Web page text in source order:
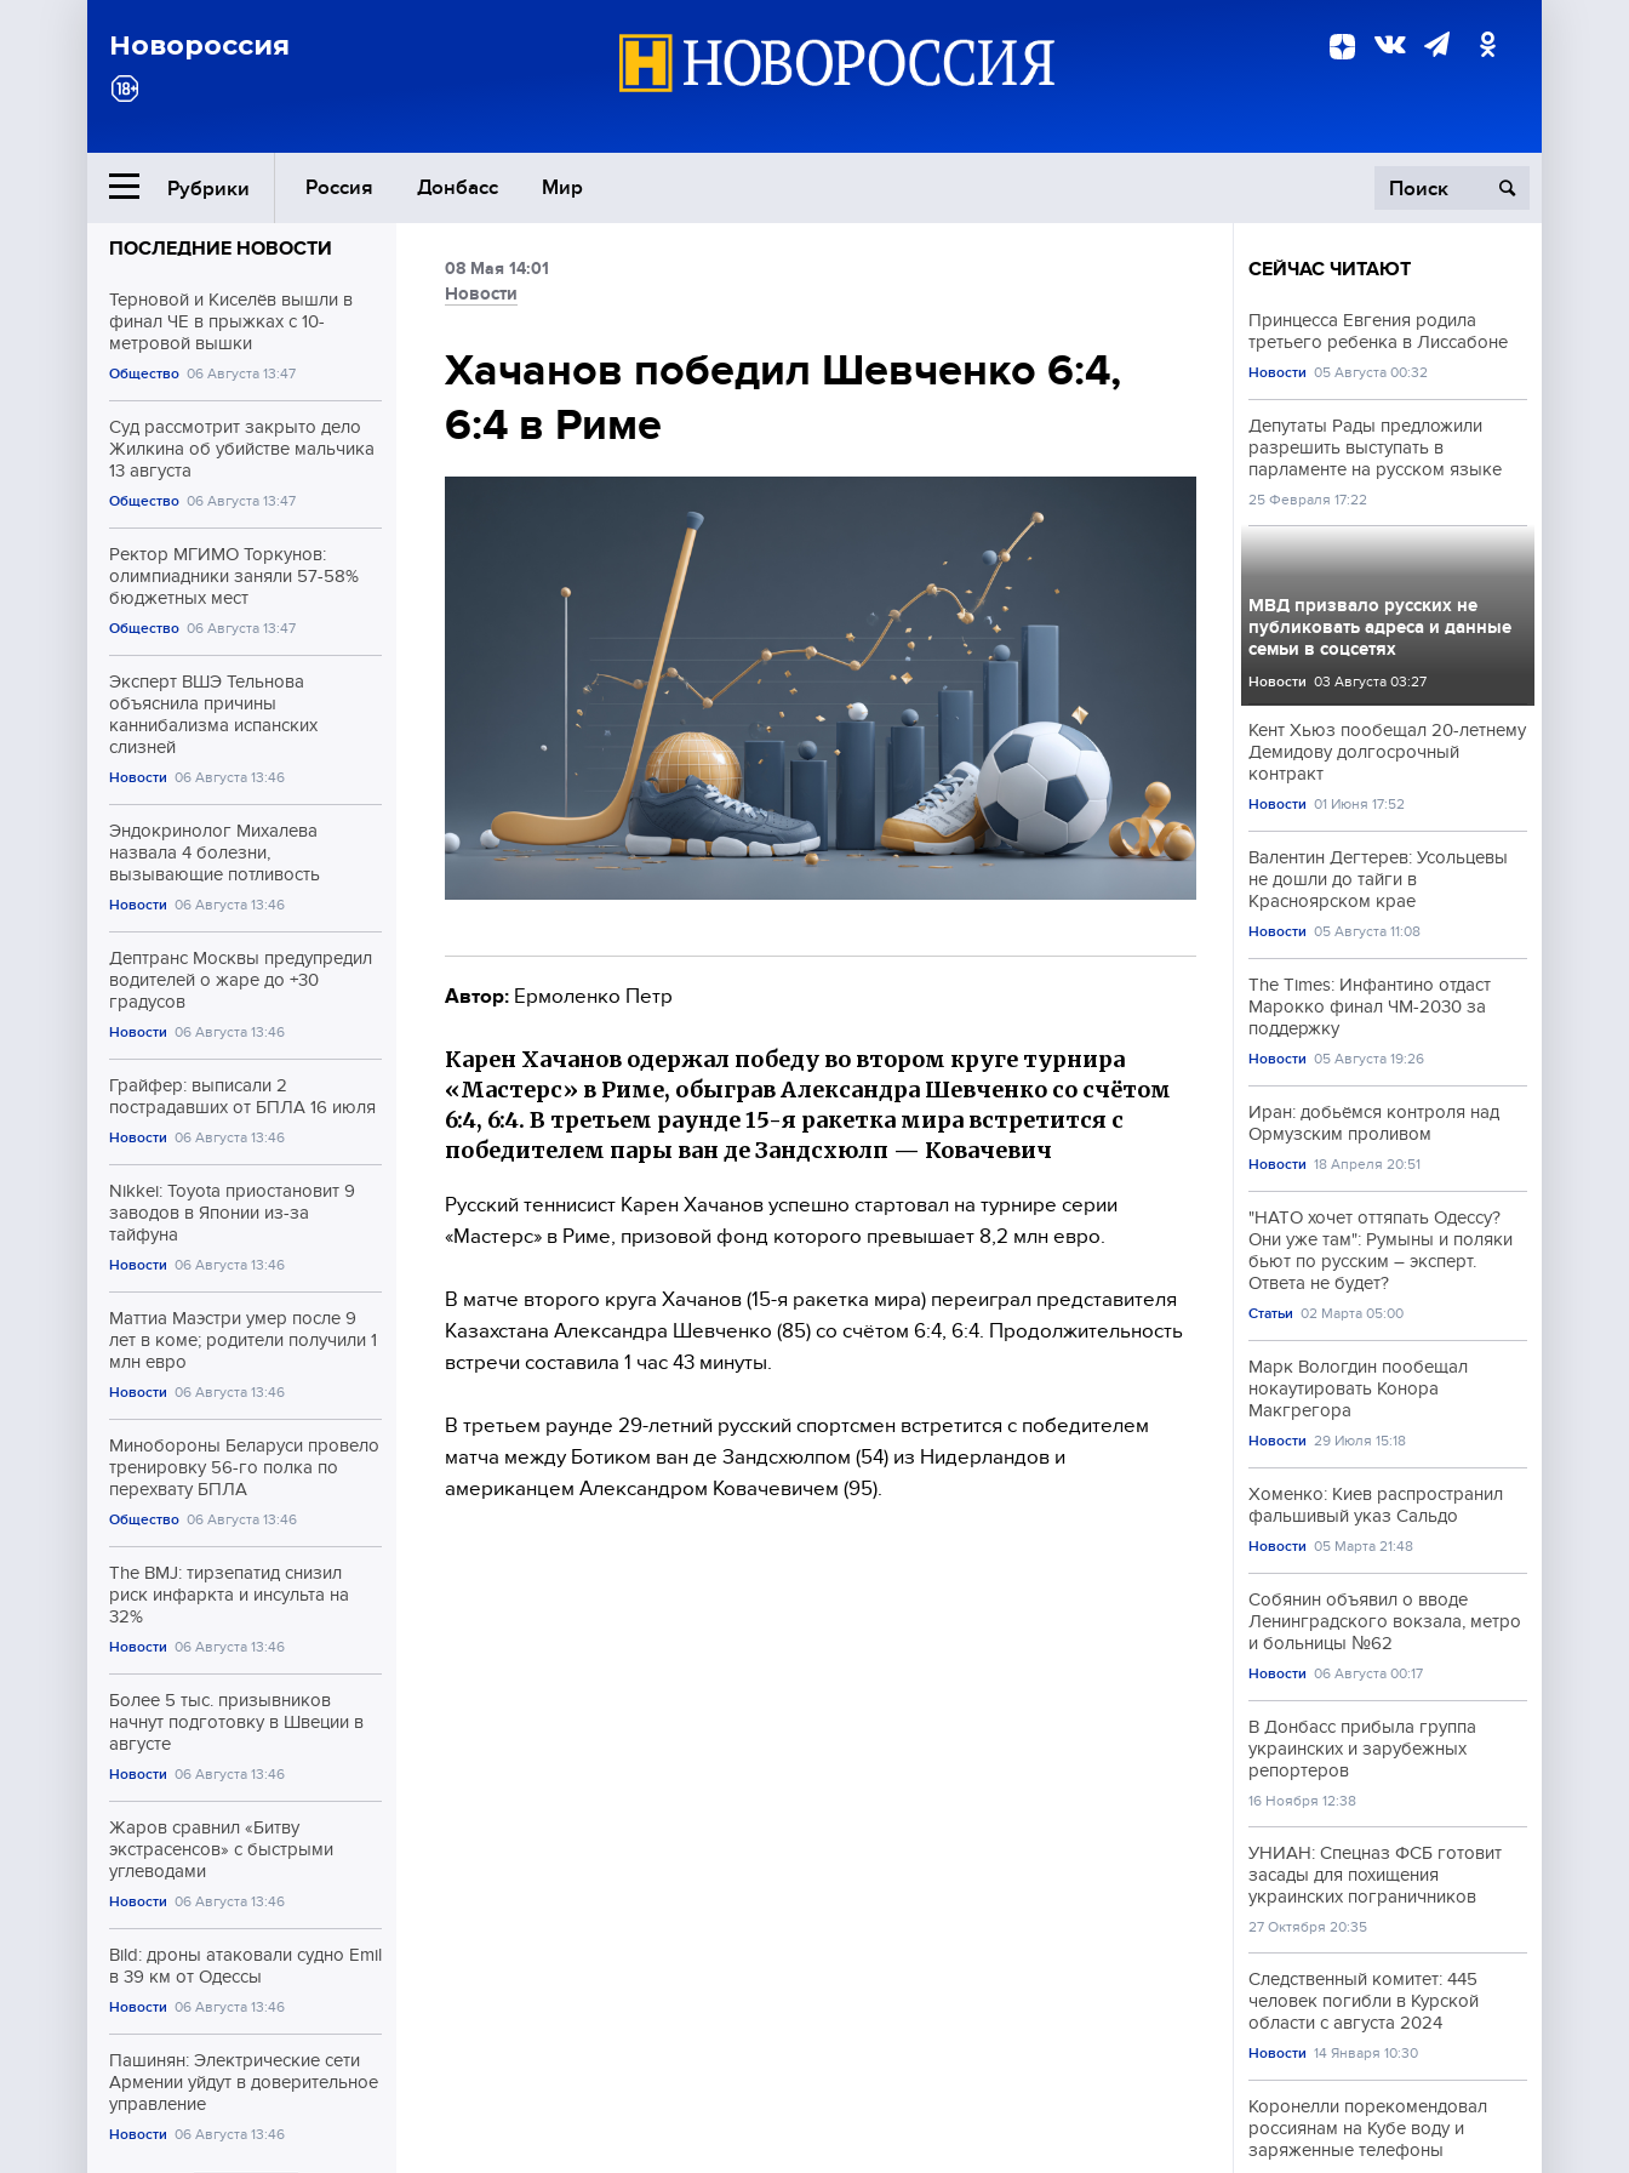
Новороссия
Рубрики Россия Донбасс Мир
Ближний Восток
Общество
Экономика
Происшествия
Культура
Спорт
ПОСЛЕДНИЕ НОВОСТИ
Терновой и Киселёв вышли в
финал ЧЕ в прыжках с 10-
метровой вышки
Общество 06 Августа 13:47
Суд рассмотрит закрыто дело
Жилкина об убийстве мальчика
13 августа
Общество 06 Августа 13:47
Ректор МГИМО Торкунов:
олимпиадники заняли 57-58%
бюджетных мест
Общество 06 Августа 13:47
Эксперт ВШЭ Тельнова
объяснила причины
каннибализма испанских
слизней
Новости 06 Августа 13:46
Эндокринолог Михалева
назвала 4 болезни,
вызывающие потливость
Новости 06 Августа 13:46
Дептранс Москвы предупредил
водителей о жаре до +30
градусов
Новости 06 Августа 13:46
Грайфер: выписали 2
пострадавших от БПЛА 16 июля
Новости 06 Августа 13:46
Nikkei: Toyota приостановит 9
заводов в Японии из-за
тайфуна
Новости 06 Августа 13:46
Маттиа Маэстри умер после 9
лет в коме; родители получили 1
млн евро
Новости 06 Августа 13:46
Минобороны Беларуси провело
тренировку 56-го полка по
перехвату БПЛА
Общество 06 Августа 13:46
The BMJ: тирзепатид снизил
риск инфаркта и инсульта на
32%
Новости 06 Августа 13:46
Более 5 тыс. призывников
начнут подготовку в Швеции в
августе
Новости 06 Августа 13:46
Жаров сравнил «Битву
экстрасенсов» с быстрыми
углеводами
Новости 06 Августа 13:46
Bild: дроны атаковали судно Emil
в 39 км от Одессы
Новости 06 Августа 13:46
Пашинян: Электрические сети
Армении уйдут в доверительное
управление
Новости 06 Августа 13:46
08 Мая 14:01
Новости
Хачанов победил Шевченко 6:4,
6:4 в Риме
Автор: Ермоленко Петр
Карен Хачанов одержал победу во втором круге турнира
«Мастерс» в Риме, обыграв Александра Шевченко со счётом
6:4, 6:4. В третьем раунде 15-я ракетка мира встретится с
победителем пары ван де Зандсхюлп — Ковачевич
Русский теннисист Карен Хачанов успешно стартовал на турнире серии
«Мастерс» в Риме, призовой фонд которого превышает 8,2 млн евро.
В матче второго круга Хачанов (15-я ракетка мира) переиграл представителя
Казахстана Александра Шевченко (85) со счётом 6:4, 6:4. Продолжительность
встречи составила 1 час 43 минуты.
В третьем раунде 29-летний русский спортсмен встретится с победителем
матча между Ботиком ван де Зандсхюлпом (54) из Нидерландов и
американцем Александром Ковачевичем (95).
СЕЙЧАС ЧИТАЮТ
Принцесса Евгения родила
третьего ребенка в Лиссабоне
Новости 05 Августа 00:32
Депутаты Рады предложили
разрешить выступать в
парламенте на русском языке
25 Февраля 17:22
МВД призвало русских не
публиковать адреса и данные
семьи в соцсетях
Новости 03 Августа 03:27
Кент Хьюз пообещал 20-летнему
Демидову долгосрочный
контракт
Новости 01 Июня 17:52
Валентин Дегтерев: Усольцевы
не дошли до тайги в
Красноярском крае
Новости 05 Августа 11:08
The Times: Инфантино отдаст
Марокко финал ЧМ-2030 за
поддержку
Новости 05 Августа 19:26
Иран: добьёмся контроля над
Ормузским проливом
Новости 18 Апреля 20:51
"НАТО хочет оттяпать Одессу?
Они уже там": Румыны и поляки
бьют по русским – эксперт.
Ответа не будет?
Статьи 02 Марта 05:00
Марк Вологдин пообещал
нокаутировать Конора
Макгрегора
Новости 29 Июля 15:18
Хоменко: Киев распространил
фальшивый указ Сальдо
Новости 05 Марта 21:48
Собянин объявил о вводе
Ленинградского вокзала, метро
и больницы №62
Новости 06 Августа 00:17
В Донбасс прибыла группа
украинских и зарубежных
репортеров
16 Ноября 12:38
УНИАН: Спецназ ФСБ готовит
засады для похищения
украинских пограничников
27 Октября 20:35
Следственный комитет: 445
человек погибли в Курской
области с августа 2024
Новости 14 Января 10:30
Коронелли порекомендовал
россиянам на Кубе воду и
заряженные телефоны